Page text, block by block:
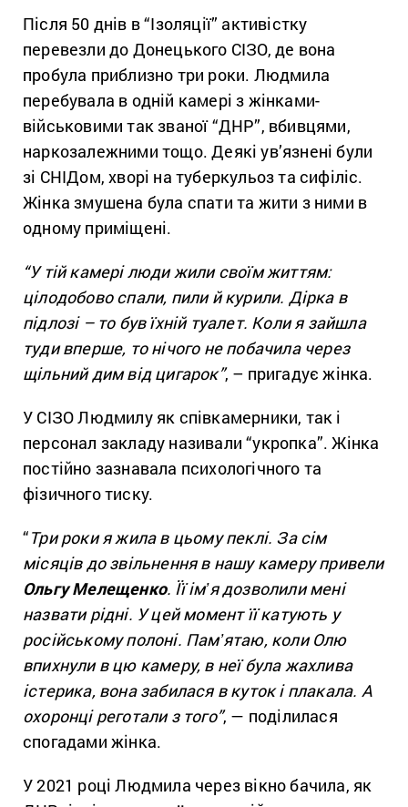
Після 50 днів в “Ізоляції” активістку
перевезли до Донецького СІЗО, де вона
пробула приблизно три роки. Людмила
перебувала в одній камері з жінками-
військовими так званої “ДНР”, вбивцями,
наркозалежними тощо. Деякі ув’язнені були
зі СНІДом, хворі на туберкульоз та сифіліс.
Жінка змушена була спати та жити з ними в
одному приміщені.
“У тій камері люди жили своїм життям:
цілодобово спали, пили й курили. Дірка в
підлозі – то був їхній туалет. Коли я зайшла
туди вперше, то нічого не побачила через
щільний дим від цигарок”, – пригадує жінка.
У СІЗО Людмилу як співкамерники, так і
персонал закладу називали “укропка”. Жінка
постійно зазнавала психологічного та
фізичного тиску.
“Три роки я жила в цьому пеклі. За сім
місяців до звільнення в нашу камеру привели
Ольгу Мелещенко. Її імʼя дозволили мені
назвати рідні. У цей момент її катують у
російському полоні. Памʼятаю, коли Олю
впихнули в цю камеру, в неї була жахлива
істерика, вона забилася в куток і плакала. А
охоронці реготали з того”, — поділилася
спогадами жінка.
У 2021 році Людмила через вікно бачила, як